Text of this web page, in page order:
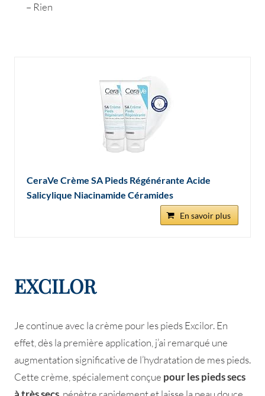
– Rien
CeraVe Crème SA Pieds Régénérante Acide
Salicylique Niacinamide Céramides
En savoir plus
EXCILOR
Je continue avec la crème pour les pieds Excilor. En
effet, dès la première application, j’ai remarqué une
augmentation significative de l’hydratation de mes pieds.
Cette crème, spécialement conçue pour les piedssecs